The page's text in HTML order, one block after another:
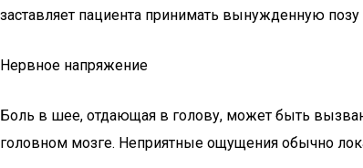
заставляет пациента принимать вынужденную
Нервное напряжение
Боль в шее, отдающая в голову, может быть
головном мозге. Неприятные ощущения обычно